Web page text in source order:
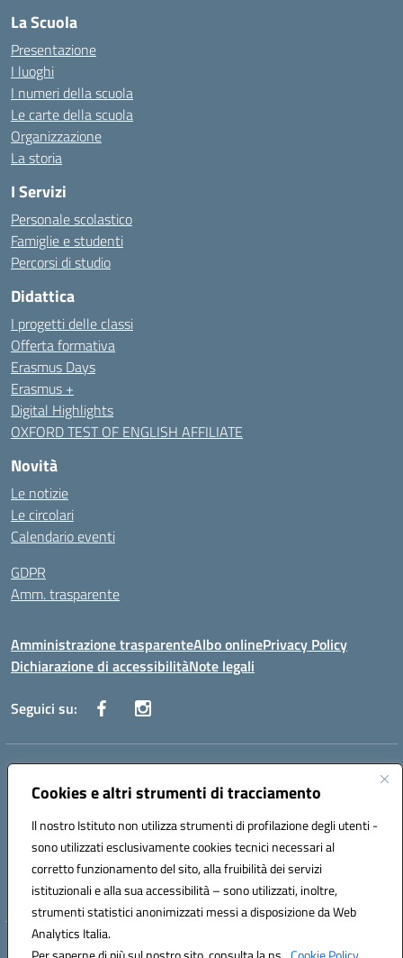
Cookies e altri strumenti di tracciamento
Il nostro Istituto non utilizza strumenti di profilazione degli utenti -
sono utilizzati esclusivamente cookies tecnici necessari al
corretto funzionamento del sito, alla fruibilità dei servizi
istituzionali e alla sua accessibilità – sono utilizzati, inoltre,
strumenti statistici anonimizzati messi a disposizione da Web
Analytics Italia.
La Scuola
Presentazione
I luoghi
I numeri della scuola
Le carte della scuola
Organizzazione
La storia
I Servizi
Personale scolastico
Famiglie e studenti
Percorsi di studio
Didattica
I progetti delle classi
Offerta formativa
Erasmus Days
Erasmus +
Digital Highlights
OXFORD TEST OF ENGLISH AFFILIATE
Novità
Le notizie
Le circolari
Calendario eventi
GDPR
Amm. trasparente
Amministrazione trasparenteAlbo onlinePrivacy Policy
Dichiarazione di accessibilitàNote legali
Seguici su:
Indirizzo:
Centralino:+39 080 2446680 Email:baic882008@istruzione.it
Codice fiscale: 80023470729
Codice meccanografico:
BAIC882008
Codice unico di fatturazione (CUF): UFEUNT
Hosting & Powered by 3D Solution S.r.l.